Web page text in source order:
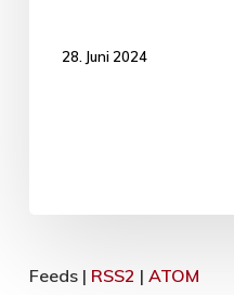
28. Juni 2024
Feeds | RSS2 | ATOM